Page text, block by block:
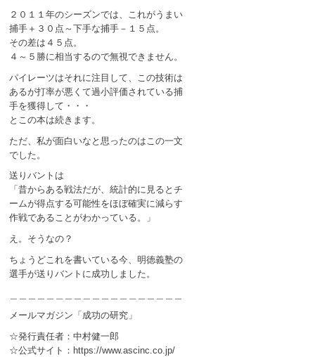
２０１１年のシーズンでは、これがうまい
捕手＋３０点～下手な捕手－１５点。
その差は４５点。
４～５勝に相当するので無視できません。
パイレーツはそれに注目して、この技術は
あるが打率が悪くて過小評価されている捕
手を獲得して・・・
とこの本は続きます。
ただ、私が面白いなと思ったのはこの一文
でした。
送りバントは
「昔からある戦法だが、統計的に見るとチ
ームが得点する可能性をほぼ確実に減らす
作戦であることがわかっている。」
え。そうなの？
ちょうどこれを書いている今、明徳義塾の
選手が送りバントに成功しました。
メールマガジン「成功の研究」
☆発行責任者：中村健一郎
☆公式サイト：https://www.ascinc.co.jp/